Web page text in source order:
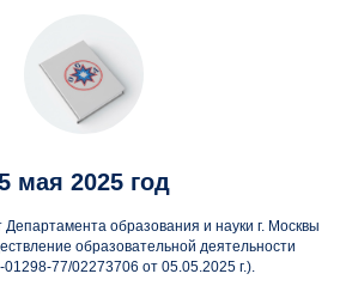
мая 2025 год
образования и науки г. Москвы
образовательной деятельности
77/02273706 от 05.05.2025 г.).